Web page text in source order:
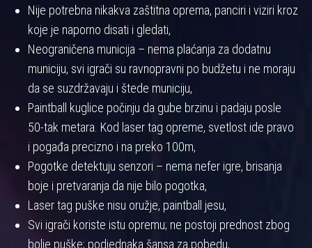
Nije potrebna nikakva zaštitna oprema, panciri i viziri kroz
koje je naporno disati i gledati,
Neograničena municija – nema plaćanja za dodatnu
municiju, svi igrači su ravnopravni po budžetu i ne moraju
da se suzdržavaju i štede municiju,
Paintball kuglice počinju da gube brzinu i padaju posle
50-tak metara. Kod laser tag opreme, svetlost ide pravo
i pogađa precizno i na preko 100m,
Pogotke detektuju senzori – nema nefer igre, brisanja
boje i pretvaranja da nije bilo pogotka,
Laser tag puške nisu oružje, paintball jesu,
Svi igrači koriste istu opremu; ne postoji prednost zbog
bolje puške; podjednaka šansa za pobedu,